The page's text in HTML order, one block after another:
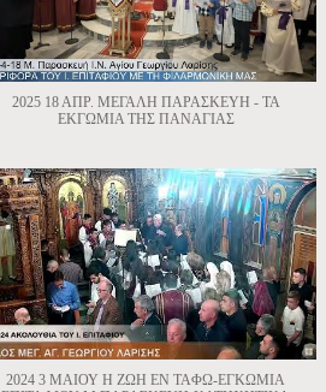
2025 18 ΑΠΡ. ΜΕΓΑΛΗ ΠΑΡΑΣΚΕΥΗ - ΤΑ
ΕΚΓΩΜΙΑ ΤΗΣ ΠΑΝΑΓΙΑΣ
2024 3 ΜΑΙΟΥ Η ΖΩΗ ΕΝ ΤΑΦΩ-ΕΓΚΩΜΙΑ